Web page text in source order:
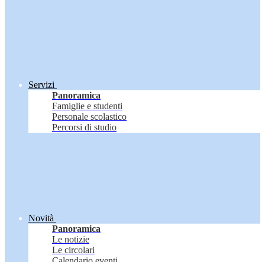
Servizi
Panoramica
Famiglie e studenti
Personale scolastico
Percorsi di studio
Novità
Panoramica
Le notizie
Le circolari